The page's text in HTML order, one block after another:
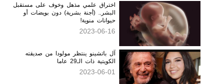
اختراق علمي مذهل وخوف على مستقبل
البشر.. (أجنة بشرية) دون بويضات أو
حيوانات منوية!
2023-06-16
آل باتشينو ينتظر مولودا من صديقته
الكويتية ذات الـ29 عاما
2023-06-01